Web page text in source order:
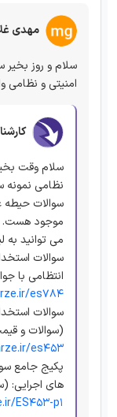
مهدی
سلام و روز
امنیتی و نظامی
سلام وقت
نظامی
سوالات
موجود هست.
می توانید به
سوالات
انتظامی با
es784
سوالات
(سوالات و
es453
پکیج جامع
های اجرایی:
ES453-p1